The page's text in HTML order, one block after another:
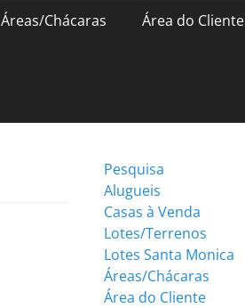
Áreas/Chácaras Área do Cliente
Pesquisa
Alugueis
Casas à Venda
Lotes/Terrenos
Lotes Santa Monica
Áreas/Chácaras
Área do Cliente